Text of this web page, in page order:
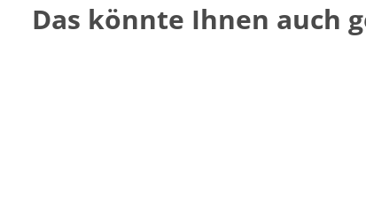
Das könnte Ihnen auch